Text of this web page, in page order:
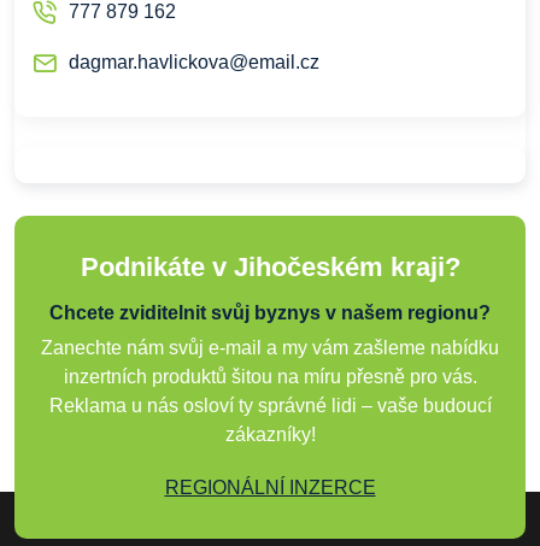
777 879 162
dagmar.havlickova@email.cz
Podnikáte v Jihočeském kraji?
Chcete zviditelnit svůj byznys v našem regionu?
Zanechte nám svůj e-mail a my vám zašleme nabídku
inzertních produktů šitou na míru přesně pro vás.
Reklama u nás osloví ty správné lidi – vaše budoucí
zákazníky!
REGIONÁLNÍ INZERCE